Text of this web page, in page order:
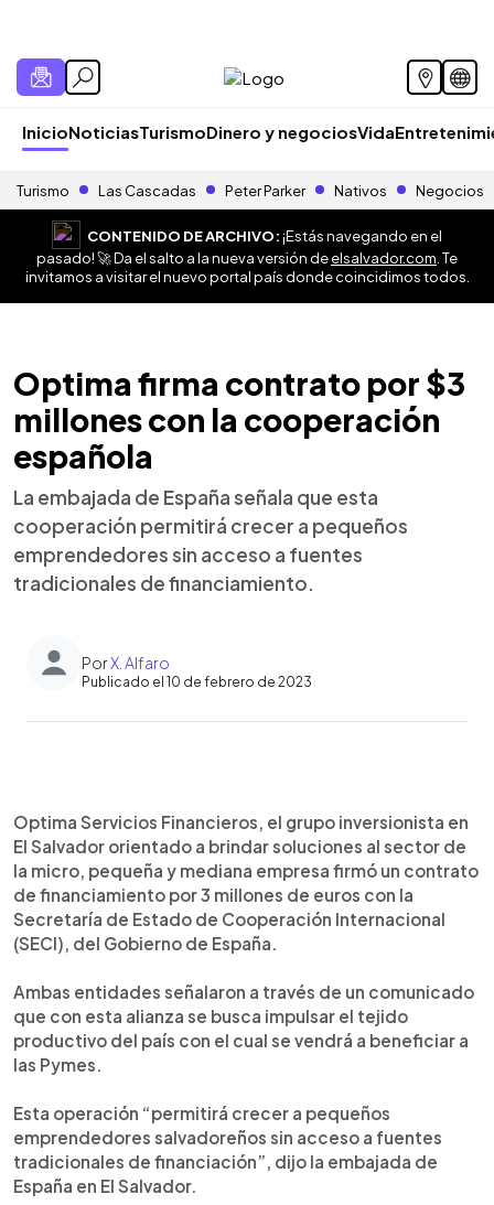
InicioNoticiasTurismoDinero y negociosVida
Turismo Las Cascadas Peter Parker Nativos Negocios
CONTENIDO DE ARCHIVO:¡Estás navegando en el
pasado! 🚀 Da el salto a la nueva versión deelsalvador.com . Te
invitamos a visitar el nuevo portal país donde coincidimos todos.
Optima firma contrato por $3
millones con la cooperación
española
La embajada de España señala que esta
cooperación permitirá crecer a pequeños
emprendedores sin acceso a fuentes
tradicionales de financiamiento.
PorX. Alfaro
Publicado el 10 de febrero de 2023
► Escuchar artículo
Optima Servicios Financieros, el grupo inversionista en
El Salvador orientado a brindar soluciones al sector de
la micro, pequeña y mediana empresa firmó un contrato
de financiamiento por 3 millones de euros con la
Secretaría de Estado de Cooperación Internacional
(SECI), del Gobierno de España.
Ambas entidades señalaron a través de un comunicado
que con esta alianza se busca impulsar el tejido
productivo del país con el cual se vendrá a beneficiar a
las Pymes.
Esta operación “permitirá crecer a pequeños
emprendedores salvadoreños sin acceso a fuentes
tradicionales de financiación”, dijo la embajada de
España en El Salvador.